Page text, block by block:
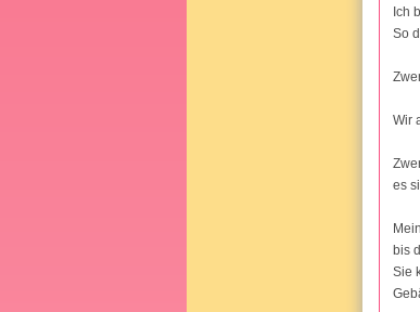
Ich
So
Wir
es
bis
Sie